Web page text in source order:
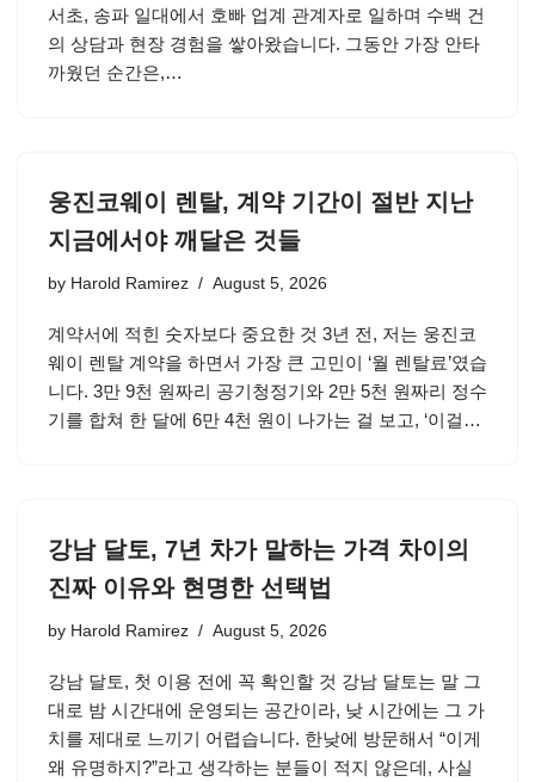
서초, 송파 일대에서 호빠 업계 관계자로 일하며 수백 건
의 상담과 현장 경험을 쌓아왔습니다. 그동안 가장 안타
까웠던 순간은,…
웅진코웨이 렌탈, 계약 기간이 절반 지난
지금에서야 깨달은 것들
by Harold Ramirez August 5, 2026
계약서에 적힌 숫자보다 중요한 것 3년 전, 저는 웅진코
웨이 렌탈 계약을 하면서 가장 큰 고민이 ‘월 렌탈료’였습
니다. 3만 9천 원짜리 공기청정기와 2만 5천 원짜리 정수
기를 합쳐 한 달에 6만 4천 원이 나가는 걸 보고, ‘이걸…
강남 달토, 7년 차가 말하는 가격 차이의
진짜 이유와 현명한 선택법
by Harold Ramirez August 5, 2026
강남 달토, 첫 이용 전에 꼭 확인할 것 강남 달토는 말 그
대로 밤 시간대에 운영되는 공간이라, 낮 시간에는 그 가
치를 제대로 느끼기 어렵습니다. 한낮에 방문해서 “이게
왜 유명하지?”라고 생각하는 분들이 적지 않은데, 사실